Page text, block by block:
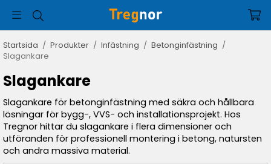
Startsida / Produkter / Infästning / Betonginfästning /
Slagankare
Slagankare
Slagankare för betonginfästning med säkra och hållbara
lösningar för bygg-, VVS- och installationsprojekt. Hos
Tregnor hittar du slagankare i flera dimensioner och
utföranden för professionell montering i betong, natursten
och andra massiva material.